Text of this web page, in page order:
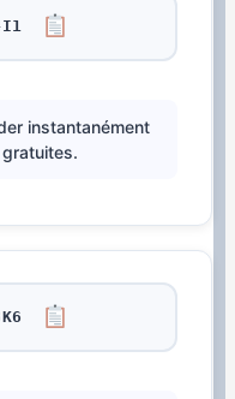
instantanément